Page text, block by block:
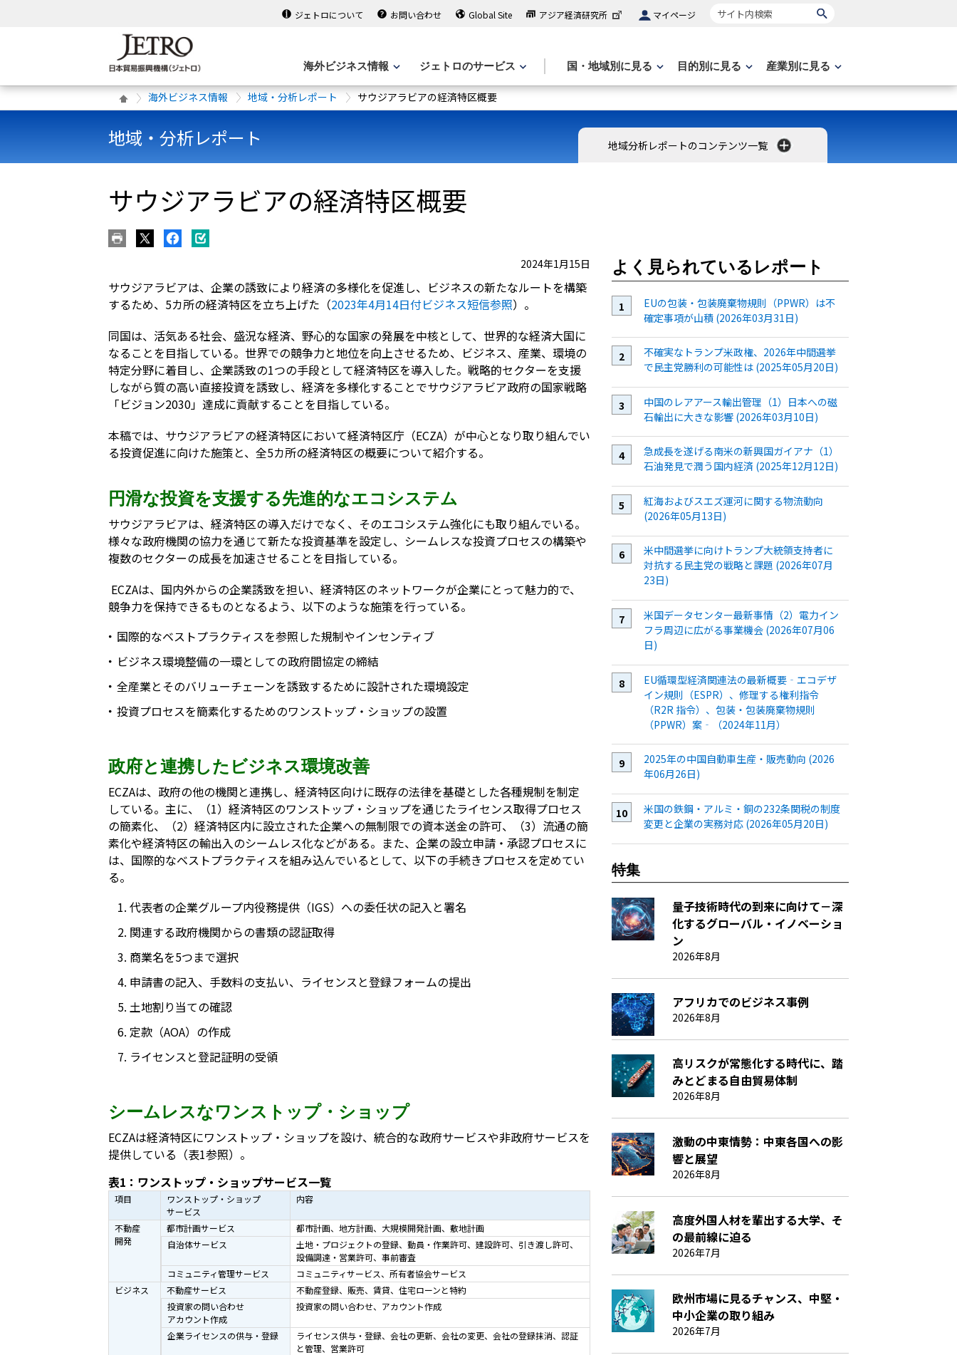
ジェトロについて お問い合わせ Global Site アジア経済研究所 マイページ サイト内検索
海外ビジネス情報 ジェトロのサービス 国・地域別に見る 目的別に見る 産業別に見る
海外ビジネス情報 地域・分析レポート サウジアラビアの経済特区概要
地域・分析レポート 地域分析レポートのコンテンツ一覧
サウジアラビアの経済特区概要
2024年1月15日
サウジアラビアは、企業の誘致により経済の多様化を促進し、ビジネスの新たなルートを構築
するため、5カ所の経済特区を立ち上げた（2023年4月14日付ビジネス短信参照）。
同国は、活気ある社会、盛況な経済、野心的な国家の発展を中核として、世界的な経済大国に
なることを目指している。世界での競争力と地位を向上させるため、ビジネス、産業、環境の
特定分野に着目し、企業誘致の1つの手段として経済特区を導入した。戦略的セクターを支援
しながら質の高い直接投資を誘致し、経済を多様化することでサウジアラビア政府の国家戦略
「ビジョン2030」達成に貢献することを目指している。
本稿では、サウジアラビアの経済特区において経済特区庁（ECZA）が中心となり取り組んでい
る投資促進に向けた施策と、全5カ所の経済特区の概要について紹介する。
円滑な投資を支援する先進的なエコシステム
サウジアラビアは、経済特区の導入だけでなく、そのエコシステム強化にも取り組んでいる。
様々な政府機関の協力を通じて新たな投資基準を設定し、シームレスな投資プロセスの構築や
複数のセクターの成長を加速させることを目指している。
ECZAは、国内外からの企業誘致を担い、経済特区のネットワークが企業にとって魅力的で、
競争力を保持できるものとなるよう、以下のような施策を行っている。
国際的なベストプラクティスを参照した規制やインセンティブ
ビジネス環境整備の一環としての政府間協定の締結
全産業とそのバリューチェーンを誘致するために設計された環境設定
投資プロセスを簡素化するためのワンストップ・ショップの設置
政府と連携したビジネス環境改善
ECZAは、政府の他の機関と連携し、経済特区向けに既存の法律を基礎とした各種規制を制定
している。主に、（1）経済特区のワンストップ・ショップを通じたライセンス取得プロセス
の簡素化、（2）経済特区内に設立された企業への無制限での資本送金の許可、（3）流通の簡
素化や経済特区の輸出入のシームレス化などがある。また、企業の設立申請・承認プロセスに
は、国際的なベストプラクティスを組み込んでいるとして、以下の手続きプロセスを定めてい
る。
代表者の企業グループ内役務提供（IGS）への委任状の記入と署名
関連する政府機関からの書類の認証取得
商業名を5つまで選択
申請書の記入、手数料の支払い、ライセンスと登録フォームの提出
土地割り当ての確認
定款（AOA）の作成
ライセンスと登記証明の受領
シームレスなワンストップ・ショップ
ECZAは経済特区にワンストップ・ショップを設け、統合的な政府サービスや非政府サービスを
提供している（表1参照）。
表1：ワンストップ・ショップサービス一覧
項目
ワンストップ・ショップ
サービス
内容
不動産
開発
都市計画サービス
都市計画、地方計画、大規模開発計画、敷地計画
自治体サービス
土地・プロジェクトの登録、動員・作業許可、建設許可、引き渡し許可、
設備調達・営業許可、事前審査
コミュニティ管理サービス
コミュニティサービス、所有者協会サービス
ビジネス
不動産サービス
不動産登録、販売、賃貸、住宅ローンと特約
投資家の問い合わせ
アカウント作成
投資家の問い合わせ、アカウント作成
企業ライセンスの供与・登録
ライセンス供与・登録、会社の更新、会社の変更、会社の登録抹消、認証
と管理、営業許可
よく見られているレポート
EUの包装・包装廃棄物規則（PPWR）は不
確定事項が山積 (2026年03月31日)
不確実なトランプ米政権、2026年中間選挙
で民主党勝利の可能性は (2025年05月20日)
中国のレアアース輸出管理（1）日本への磁
石輸出に大きな影響 (2026年03月10日)
急成長を遂げる南米の新興国ガイアナ（1）
石油発見で潤う国内経済 (2025年12月12日)
紅海およびスエズ運河に関する物流動向
(2026年05月13日)
米中間選挙に向けトランプ大統領支持者に
対抗する民主党の戦略と課題 (2026年07月
23日)
米国データセンター最新事情（2）電力イン
フラ周辺に広がる事業機会 (2026年07月06
日)
EU循環型経済関連法の最新概要‐エコデザ
イン規則（ESPR）、修理する権利指令
（R2R 指令）、包装・包装廃棄物規則
（PPWR）案‐（2024年11月）
2025年の中国自動車生産・販売動向 (2026
年06月26日)
米国の鉄鋼・アルミ・銅の232条関税の制度
変更と企業の実務対応 (2026年05月20日)
特集
量子技術時代の到来に向けて－深
化するグローバル・イノベーショ
ン
2026年8月
アフリカでのビジネス事例
2026年8月
高リスクが常態化する時代に、踏
みとどまる自由貿易体制
2026年8月
激動の中東情勢：中東各国への影
響と展望
2026年8月
高度外国人材を輩出する大学、そ
の最前線に迫る
2026年7月
欧州市場に見るチャンス、中堅・
中小企業の取り組み
2026年7月